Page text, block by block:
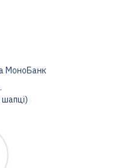
МоноБанк